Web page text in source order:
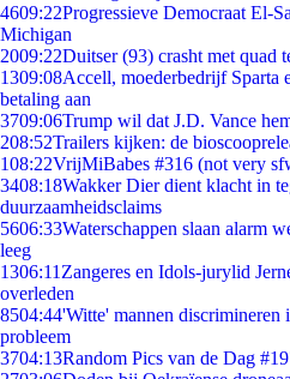
4609:22Progressieve Democraat El-
Michigan
2009:22Duitser (93) crasht met quad
1309:08Accell, moederbedrijf Sparta
betaling aan
3709:06Trump wil dat J.D. Vance
208:52Trailers kijken: de
108:22VrijMiBabes #316 (not very
3408:18Wakker Dier dient klacht in
duurzaamheidsclaims
5606:33Waterschappen slaan alarm
leeg
1306:11 Zangeres en Idols-jurylid
overleden
8504:44'Witte' mannen discrimineren
probleem
3704:13Random Pics van de Dag